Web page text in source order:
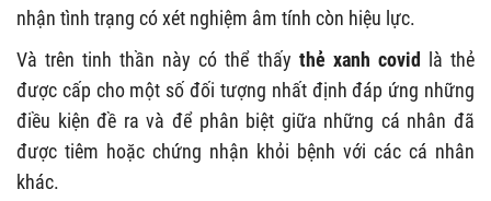
nhận tình trạng có xét nghiệm âm tính còn hiệu lực.
Và trên tinh thần này có thể thấy thẻ xanh covid
là thẻ
được cấp cho một số đối tượng nhất định đáp ứng những
điều kiện đề ra và để phân biệt giữa những cá nhân đã
được tiêm hoặc chứng nhận khỏi bệnh với các cá nhân
khác.